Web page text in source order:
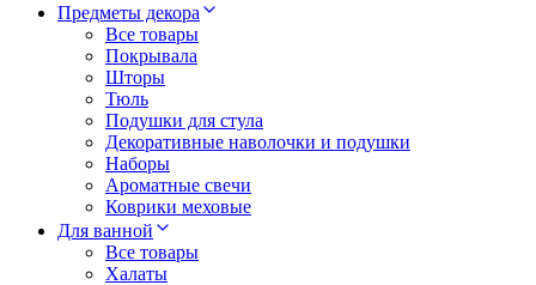
Предметы декора
Все товары
Покрывала
Шторы
Тюль
Подушки для стула
Декоративные наволочки и подушки
Наборы
Ароматные свечи
Коврики меховые
Для ванной
Все товары
Халаты